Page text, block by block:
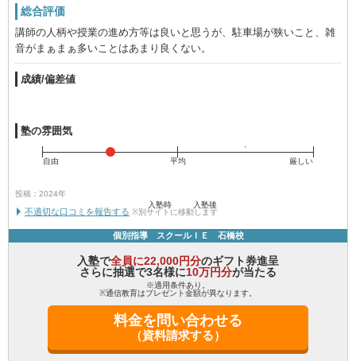
総合評価
講師の人柄や授業の進め方等は良いと思うが、駐車場が狭いこと、雑
音がまぁまぁ多いことはあまり良くない。
成績/偏差値
入塾時 入塾後
塾の雰囲気
自由 平均 厳しい
投稿：2024年
不適切な口コミを報告する ※別サイトに移動します
個別指導 スクールＩＥ 石橋校
入塾で全員に22,000円分のギフト券進呈
さらに抽選で3名様に10万円分が当たる
※適用条件あり。
※通信教育はプレゼント金額が異なります。
料金を問い合わせる
（資料請求する）